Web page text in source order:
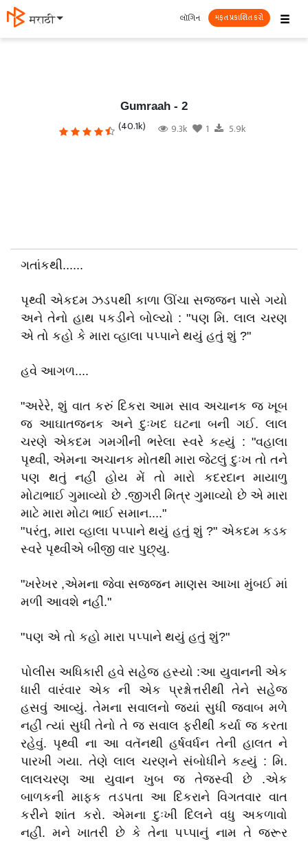
मराठी ☰
લૉગિન મફત પ્રકાશિત કરો
Gumraah - 2
(40.1k) 9.3k 1 5.9k
ગતાંકથી......
પૃથ્વી એકદમ ઝડપથી કાળા ઊંચા સજ્જન પાસે ગયો
અને તેનો હાથ પકડીને બોલ્યો : "પણ મિ. લાલ ચરણ
એ તો કહો કે મારા વ્હાલા પપ્પાને થયું હતું શું ?"
હવે આગળ....
"અરેરે, શું વાત કરું દિકરા આમ સાવ અચાનક જ ખૂબ
જ આઘાતજનક અને દુઃખદ ઘટના બની ગઈ. લાલ
ચરણે એકદમ ગમગીની ભરેલા સ્વરે કહ્યું : "વહાલા
પૃથ્વી, એમના અચાનક મોતથી મારા જેટલું દુઃખ તો તને
પણ થતું નહીં હોય મેં તો મારો કદરદાન માયાળુ
મોટાભાઈ ગુમાવ્યો છે .જીગરી મિત્ર ગુમાવ્યો છે એ મારા
માટે મારા મોટા ભાઈ સમાન...."
"પરંતુ, મારા વ્હાલા પપ્પાને થયું હતું શું ?" એકદમ કડક
સ્વરે પૃથ્વીએ બીજી વાર પુછ્યુ.
"ખરેખર ,એમના જેવા સજ્જન માણસ આખા મુંબઈ માં
મળી આવશે નહીં."
"પણ એ તો કહો મારા પપ્પાને થયું હતું શું?"
પોલીસ અધિકારી હવે સહેજ હસ્યો :આ યુવાનની એક
ધારી વારંવાર એક ની એક પ્રશ્નોત્તરીથી તેને સહેજ
હસવું આવ્યું. તેમના સવાલનો જ્યાં સુધી જવાબ મળે
નહીં ત્યાં સુધી તેનો તે જ સવાલ ફરીથી કર્યા જ કરતા
રહેવું. પૃથ્વી ના આ વતૅનથી હર્ષવર્ધન તેની હાલત ને
પારખી ગયા. તેણે લાલ ચરણને સંબોધીને કહ્યું : મિ.
લાલચરણ આ યુવાન ખુબ જ તેજસ્વી છે .એક
બાળકની માફક તડપતા આ દિકરાને વિગતવાર વાત
કરીને શાંત કરો. એમના દુઃખી દિલને વધુ અકળાવો
નહીં. મને ખાતરી છે કે તેના પપ્પાનું નામ તે જરૂર